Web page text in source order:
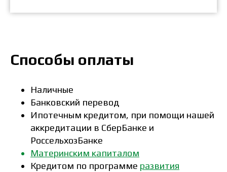
Способы оплаты
Наличные
Банковский перевод
Ипотечным кредитом, при помощи нашей
аккредитации в СберБанке и
РоссельхозБанке
Материнским капиталом
Кредитом по программе развития